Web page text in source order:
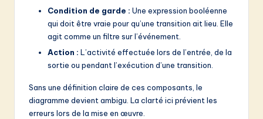
Condition de garde : Une expression booléenne
qui doit être vraie pour qu’une transition ait lieu. Elle
agit comme un filtre sur l’événement.
Action : L’activité effectuée lors de l’entrée, de la
sortie ou pendant l’exécution d’une transition.
Sans une définition claire de ces composants, le
diagramme devient ambigu. La clarté ici prévient les
erreurs lors de la mise en œuvre.